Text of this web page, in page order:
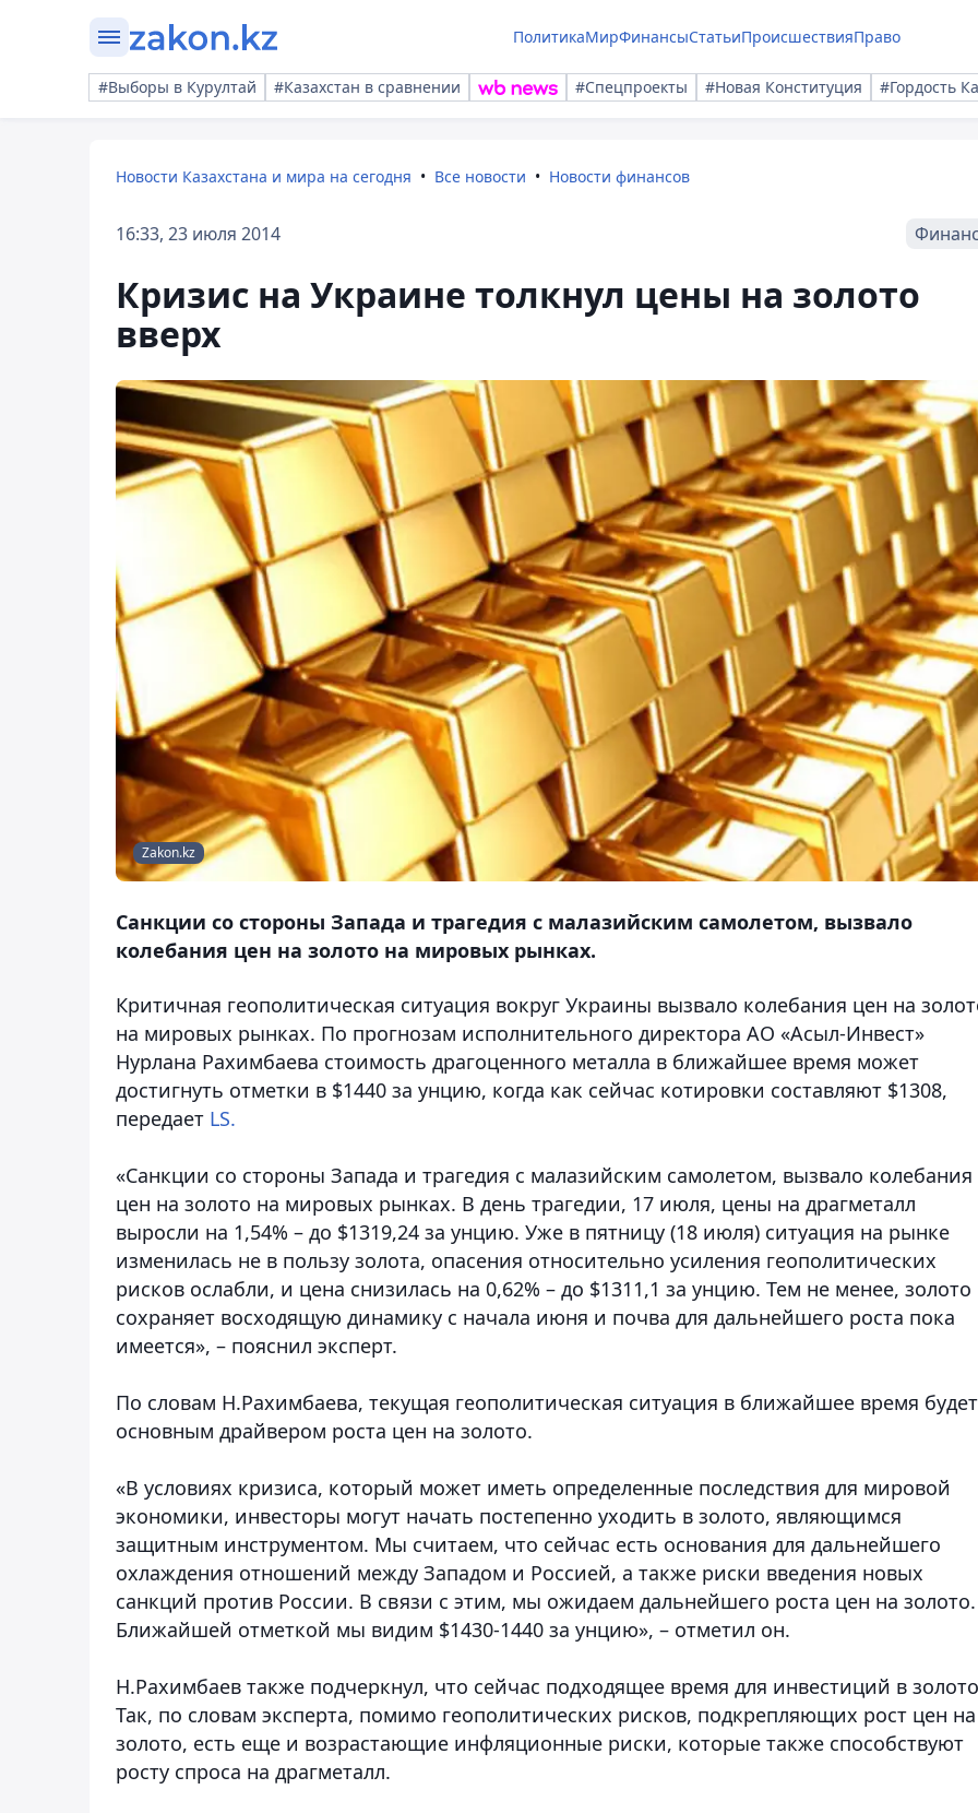
ПолитикаМирФинансыСтатьиПроисшествияПраво
#Выборы в Курултай #Казахстан в сравнении #Спецпроекты #Новая Конституция #Гордость
Новости Казахстана и мира на сегодня Все новости Новости финансов
16:33, 23 июля 2014
Кризис на Украине толкнул цены на золото
вверх
Zakon.kz
Санкции со стороны Запада и трагедия с малазийским самолетом, вызвало
колебания цен на золото на мировых рынках.
Критичная геополитическая ситуация вокруг Украины вызвало колебания цен на
на мировых рынках. По прогнозам исполнительного директора АО «Асыл-Инвест»
Нурлана Рахимбаева стоимость драгоценного металла в ближайшее время может
достигнуть отметки в $1440 за унцию, когда как сейчас котировки составляют $1308,
передает LS.
«Санкции со стороны Запада и трагедия с малазийским самолетом, вызвало колебания
цен на золото на мировых рынках. В день трагедии, 17 июля, цены на драгметалл
выросли на 1,54% – до $1319,24 за унцию. Уже в пятницу (18 июля) ситуация на рынке
изменилась не в пользу золота, опасения относительно усиления геополитических
рисков ослабли, и цена снизилась на 0,62% – до $1311,1 за унцию. Тем не менее, золото
сохраняет восходящую динамику с начала июня и почва для дальнейшего роста пока
имеется», – пояснил эксперт.
По словам Н.Рахимбаева, текущая геополитическая ситуация в ближайшее время будет
основным драйвером роста цен на золото.
«В условиях кризиса, который может иметь определенные последствия для мировой
экономики, инвесторы могут начать постепенно уходить в золото, являющимся
защитным инструментом. Мы считаем, что сейчас есть основания для дальнейшего
охлаждения отношений между Западом и Россией, а также риски введения новых
санкций против России. В связи с этим, мы ожидаем дальнейшего роста цен на золото.
Ближайшей отметкой мы видим $1430-1440 за унцию», – отметил он.
Н.Рахимбаев также подчеркнул, что сейчас подходящее время для инвестиций в
Так, по словам эксперта, помимо геополитических рисков, подкрепляющих рост цен на
золото, есть еще и возрастающие инфляционные риски, которые также способствуют
росту спроса на драгметалл.